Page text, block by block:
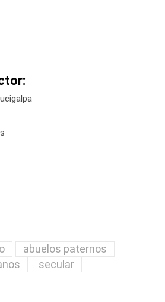
abuelos paternos
secular